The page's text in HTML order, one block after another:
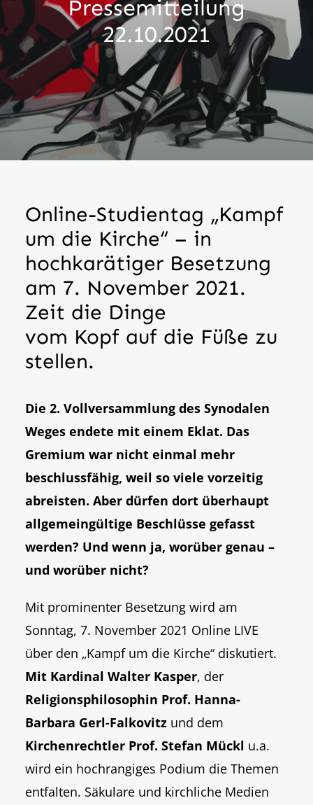
Aktion
Veröffentlichungen
Pressemitteilung
22.10.2021
Online-Studientag „Kampf
um die Kirche“ – in
hochkarätiger Besetzung
am 7. November 2021.
Zeit die Dinge
vom Kopf auf die Füße zu
stellen.
Die 2. Vollversammlung des Synodalen
Weges endete mit einem Eklat. Das
Gremium war nicht einmal mehr
beschlussfähig, weil so viele vorzeitig
abreisten. Aber dürfen dort überhaupt
allgemeingültige Beschlüsse gefasst
werden? Und wenn ja, worüber genau –
und worüber nicht?
Mit prominenter Besetzung wird am
Sonntag, 7. November 2021 Online LIVE
über den „Kampf um die Kirche“ diskutiert.
Mit Kardinal Walter Kasper, der
Religionsphilosophin Prof. Hanna-
Barbara Gerl-Falkovitz und dem
Kirchenrechtler Prof. Stefan Mückl u.a.
wird ein hochrangiges Podium die Themen
entfalten. Säkulare und kirchliche Medien